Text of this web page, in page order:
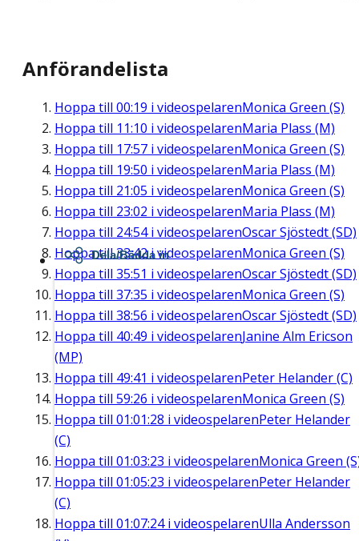
Anförandelista
Hoppa till 00:19 i videospelarenMonica Green (S)
Hoppa till 11:10 i videospelarenMaria Plass (M)
Hoppa till 17:57 i videospelarenMonica Green (S)
Hoppa till 19:50 i videospelarenMaria Plass (M)
Hoppa till 21:05 i videospelarenMonica Green (S)
Hoppa till 23:02 i videospelarenMaria Plass (M)
Hoppa till 24:54i videospelarenOscar Sjöstedt (SD)
Hoppa till33:42i videospelarenMonica Green (S)
Hoppa till 35:51 i videospelarenOscar Sjöstedt (SD)
Hoppa till 37:35 i videospelarenMonica Green (S)
Hoppa till 38:56 i videospelarenOscar Sjöstedt (SD)
Hoppa till 40:49 i videospelarenJanine Alm Ericson
(MP)
Hoppa till 49:41 i videospelarenPeter Helander (C)
Hoppa till 59:26 i videospelarenMonica Green (S)
Hoppa till 01:01:28 i videospelarenPeter Helander
(C)
Hoppa till 01:03:23 i videospelarenMonica Green
Hoppa till 01:05:23 i videospelarenPeter Helander
(C)
Hoppa till 01:07:24i videospelarenUlla Andersson
Dela/Bädda in